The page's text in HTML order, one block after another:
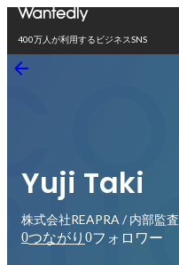
400万人が利用するビジネスSNS
Yuji Taki
株式会社REAPRA / 内部監査
0つながり 0フォロワー